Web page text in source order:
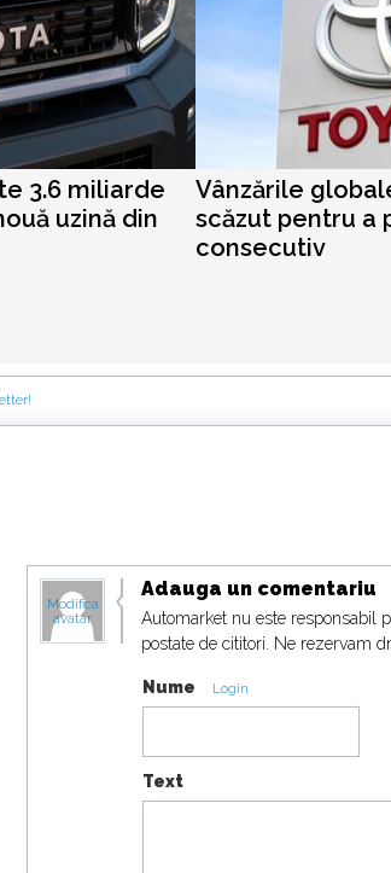
3.6 miliarde
uzină din
Vânzările
scăzut pentru a
consecutiv
Modifica
avatar
Adauga un comentariu
Automarket nu este responsabil
postate de cititori. Ne rezervam
Nume Login
Text